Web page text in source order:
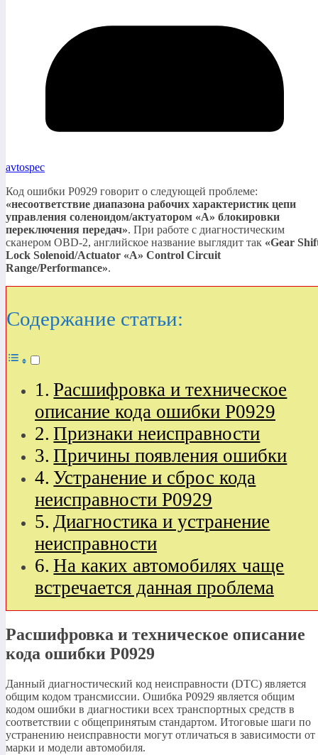
avtospec
Код ошибки P0929 говорит о следующей проблеме:
«несоответствие диапазона рабочих характеристик цепи
управления соленоидом/актуатором «A» блокировки
переключения передач». При работе с диагностическим
сканером OBD-2, английское название выглядит так «Gear
Lock Solenoid/Actuator «A» Control Circuit
Range/Performance».
Содержание статьи:
Расшифровка и техническое
описание кода ошибки P0929
Признаки неисправности
Причины появления ошибки
Устранение и сброс кода
неисправности P0929
Диагностика и устранение
неисправности
На каких автомобилях чаще
встречается данная проблема
Расшифровка и техническое описание
кода ошибки P0929
Данный диагностический код неисправности (DTC) является
общим кодом трансмиссии. Ошибка P0929 является общим
кодом ошибки в диагностики всех транспортных средств в
соответствии с общепринятым стандартом. Итоговые шаги по
устранению неисправности могут отличаться в зависимости от
марки и модели автомобиля.